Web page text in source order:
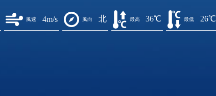
風速 4m/s 風向 北 最高 36℃ 最低 26℃